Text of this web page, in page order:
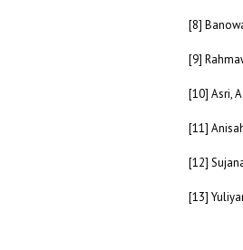
[8]
[9]
[10] Asri,
[11]
[12]
[13]